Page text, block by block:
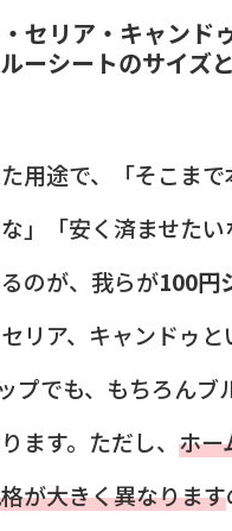
セリア・キャンド
ーシートのサイズ
用途で、「そこま
」「安く済ませた
のが、我らが100円
リア、キャンドゥ
プでも、もちろんブ
ます。ただし、 ホー
が大きく異なります